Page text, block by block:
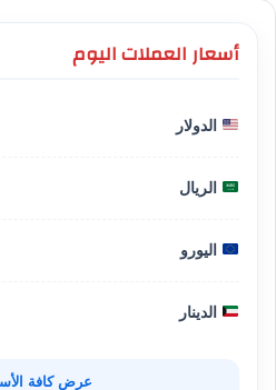
أسعار العملات اليوم
الدولار
الريال
اليورو
الدينار
عرض كافة